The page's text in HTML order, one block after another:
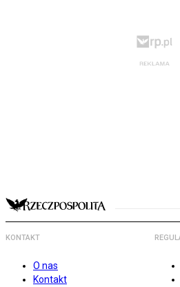
KONTAKT
O nas
Kontakt